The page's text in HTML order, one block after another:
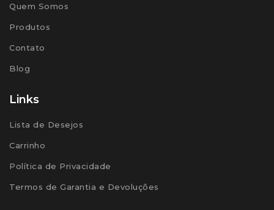
Quem Somos
Produtos
Contato
Blog
Links
Lista de Desejos
Carrinho
Política de Privacidade
Termos de Garantia e Devoluções